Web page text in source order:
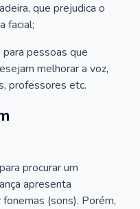
que prejudica o
facial;
pessoas que
melhorar a voz,
professores etc.
procurar um
apresenta
(sons). Porém,